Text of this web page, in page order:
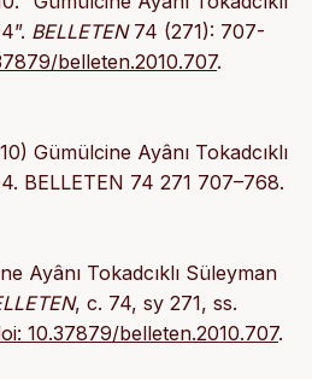
BELLETEN74 (271): 707-
belleten.2010.707.
Gümülcine Ayânı Tokadcıklı
BELLETEN 74 271 707–768.
Ayânı Tokadcıklı Süleyman
, c. 74, sy 271, ss.
10.37879/belleten.2010.707.